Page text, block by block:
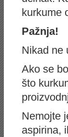
kurkume
Pažnja!
Nikad ne
Ako se
što
Nemojte
aspirina,